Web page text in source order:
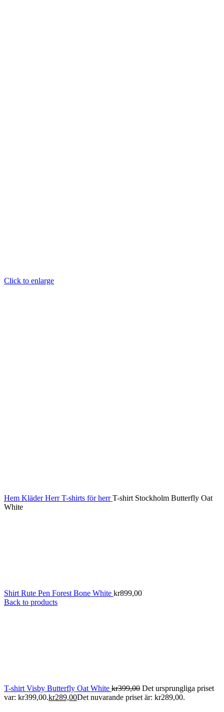
Click to enlarge
Hem KläderHerrT-shirts för herrT-shirt Stockholm Butterfly Oat
White
Shirt Rute Pen Forest Bone White kr899,00
Back to products
T-shirt Visby Butterfly Oat White kr399,00 Det ursprungliga priset
var: kr399,00.kr289,00Det nuvarande priset är: kr289,00.